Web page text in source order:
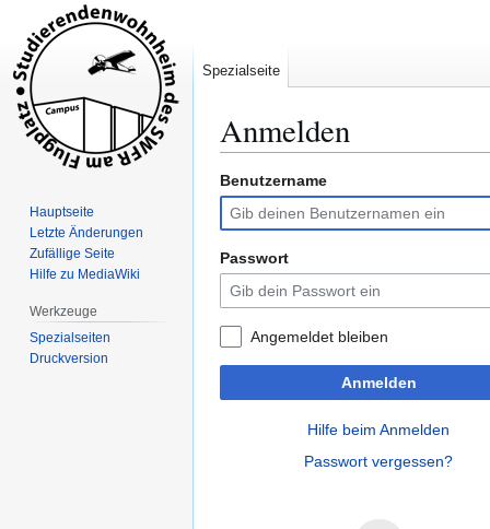
Anmelden
Zur
Navigation
springen
Zur
Suche
springen
Benutzername
Passwort
Angemeldet bleiben
Anmelden
Hilfe beim Anmelden
Passwort vergessen?
Spezialseite
Hauptseite
Letzte Änderungen
Zufällige Seite
Hilfe zu MediaWiki
Werkzeuge
Spezialseiten
Druckversion